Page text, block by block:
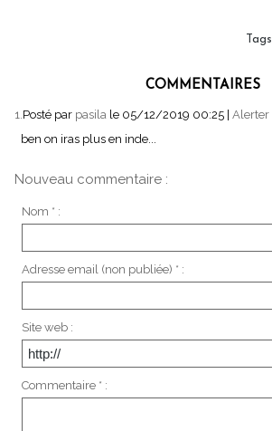
Tags
COMMENTAIRES
1.Posté par pasila le 05/12/2019 00:25 Alerter
ben on iras plus en inde...
Nouveau commentaire :
Nom * :
Adresse email (non publiée) * :
Site web :
Commentaire * :